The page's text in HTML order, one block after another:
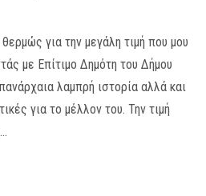
για την μεγάλη τιμή που μου
με Επίτιμο Δημότη του Δήμου
λαμπρή ιστορία αλλά και
για το μέλλον του. Την τιμή